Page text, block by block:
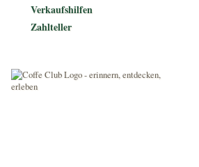
Verkaufshilfen
Zahlteller